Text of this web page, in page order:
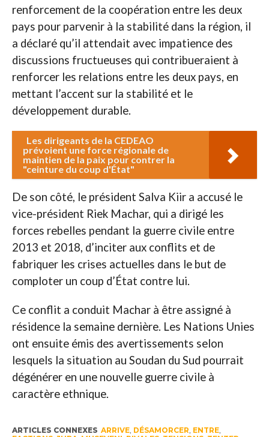
renforcement de la coopération entre les deux
pays pour parvenir à la stabilité dans la région, il
a déclaré qu’il attendait avec impatience des
discussions fructueuses qui contribueraient à
renforcer les relations entre les deux pays, en
mettant l’accent sur la stabilité et le
développement durable.
Les dirigeants de la CEDEAO
prévoient une force régionale de
maintien de la paix pour contrer la
"ceinture du coup d'État"
De son côté, le président Salva Kiir a accusé le
vice-président Riek Machar, qui a dirigé les
forces rebelles pendant la guerre civile entre
2013 et 2018, d’inciter aux conflits et de
fabriquer les crises actuelles dans le but de
comploter un coup d’État contre lui.
Ce conflit a conduit Machar à être assigné à
résidence la semaine dernière. Les Nations Unies
ont ensuite émis des avertissements selon
lesquels la situation au Soudan du Sud pourrait
dégénérer en une nouvelle guerre civile à
caractère ethnique.
ARTICLES CONNEXES ARRIVE, DÉSAMORCER ENTRE,